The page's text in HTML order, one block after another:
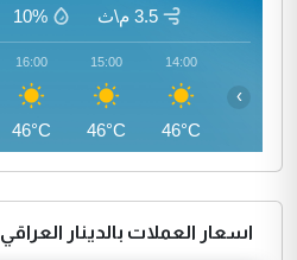
3.5 م\ث 10%
14:00
46°C
15:00
46°C
16:00
46°C
›
اسعار العملات بالدينار العراقي